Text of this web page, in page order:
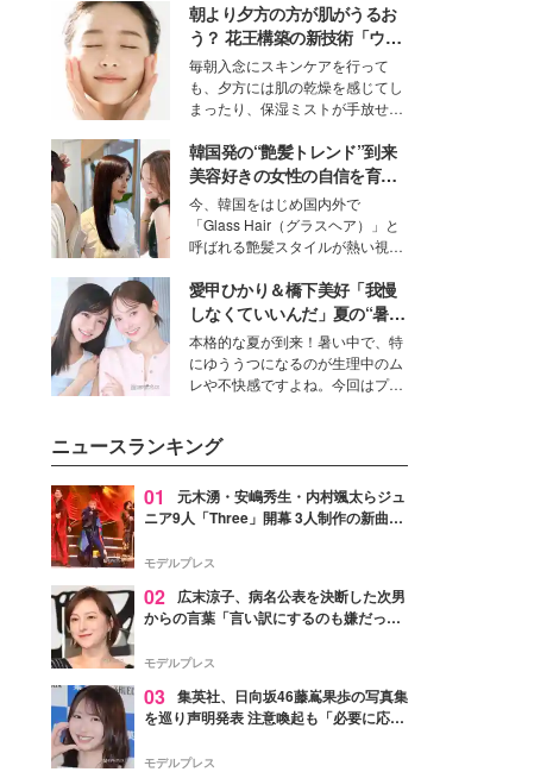
ニオン好き”という共通点を持つモ
デルの宮城舞と島村雄大の特別対
談をお届け！それぞれの視点か
ら、今作ならではの魅力や予想外
の感動をもたらす奥深いストーリ
ーについて熱く語り合ってもらっ
た。
朝より夕方の方が肌がうるお
う？ 花王構築の新技術「ウォ
ーターキャプチャリングスキ
ン（捕水肌）」がスキンケア
の常識を変える予感
毎朝入念にスキンケアを行って
も、夕方には肌の乾燥を感じてし
まったり、保湿ミストが手放せな
な美容の常識を大きく変える可能
性を秘めた、革新的な「Water
Capturing Skin（ウォーターキャ
プチャリングスキン：捕水肌）」
技術を、花王が構築した。
韓国発の“艶髪トレンド”到来
美容好きの女性の自信を育む
「ヘアケア事情」って？
今、韓国をはじめ国内外で
「Glass Hair（グラスヘア）」と
呼ばれる艶髪スタイルが熱い視線
ションの完成度を高めるベースと
して、“髪そのものの美しさ”に改
めて注目する人が増えている様
子。今回は、そんな憧れの艶やか
な髪を日常で叶える、美容好きの
女性たちのヘアケア事情を紹介し
愛甲ひかり＆橋下美好「我慢
しなくていいんだ」夏の“暑さ
対策”の新しい選択肢とは？
本格的な夏が到来！暑い中で、特
にゆううつになるのが生理中のム
レや不快感ですよね。今回はプラ
好さんを迎えて本音で女子会トー
ク。猛暑のお出かけを快適に過ご
すヒントや、2人が感動した夏の
生理の新常識にも迫りました。
ニュースランキング
01
元木湧・安嶋秀生・内村颯太らジュ
ニア9人「Three」開幕 3人制作の新曲＆
進んで夢を掴みたい」【ゲネプロレポ】
モデルプレス
02
広末涼子、病名公表を決断した次男
からの言葉「言い訳にするのも嫌だっ
モデルプレス
03 集英社、日向坂46藤嶌果歩の写真集
を巡り声明発表 注意喚起も「必要に応じ
モデルプレス